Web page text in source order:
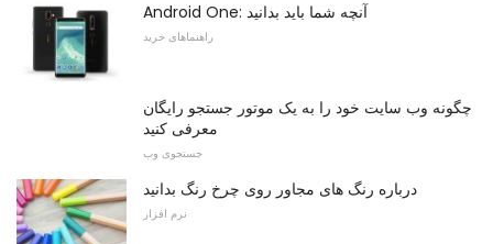
Android One: آنچه شما باید بدانید
راهنماهای خرید
چگونه وب سایت خود را به یک موتور جستجو رایگان
معرفی کنید
جستجوی وب
درباره رنگ های مجاور روی چرخ رنگ بدانید
نرم افزار